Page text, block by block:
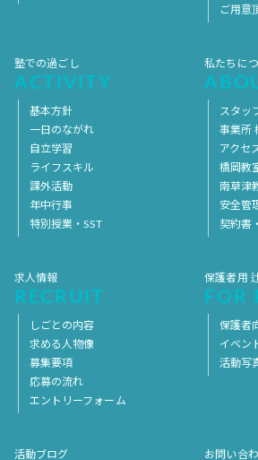
ご用意
塾での過ごし
ACTIVITY
基本方針
一日のながれ
自立学習
ライフスキル
課外活動
年中行事
特別授業・SST
私たちに
スタッ
事業所
アクセ
橋岡教
南草津
安全管
契約書
求人情報
RECRUIT
しごとの内容
求める人物像
募集要項
応募の流れ
エントリーフォーム
保護者用
FOR
保護者
イベン
活動写
活動ブログ お問い合